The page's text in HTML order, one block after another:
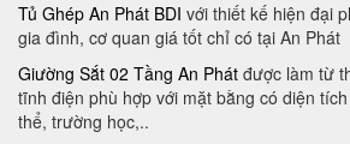
Tủ Ghép An Phát BDI với thiết kế hiện đại
gia đình, cơ quan giá tốt chỉ có tại An Phát
Giường Sắt 02 Tầng An Phát được làm từ
tĩnh điện phù hợp với mặt bằng có diện
thể, trường học,..